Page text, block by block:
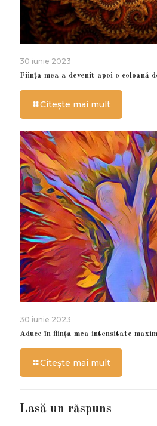
30 iunie 2023
Ființa mea a devenit apoi o coloană
Citește mai mult
30 iunie 2023
Aduce în ființa mea intensitate
Citește mai mult
Lasă un răspuns